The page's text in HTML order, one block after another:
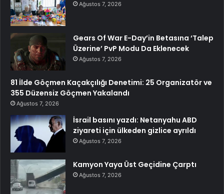
Ağustos 7, 2026
Gears Of War E-Day’in Betasına ‘Talep
Üzerine’ PvP Modu Da Eklenecek
Ağustos 7, 2026
81 İlde Göçmen Kaçakçılığı Denetimi: 25 Organizatör ve
355 Düzensiz Göçmen Yakalandı
Ağustos 7, 2026
İsrail basını yazdı: Netanyahu ABD
ziyareti için ülkeden gizlice ayrıldı
Ağustos 7, 2026
Kamyon Yaya Üst Geçidine Çarptı
Ağustos 7, 2026